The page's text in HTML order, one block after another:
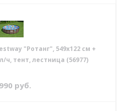
"Ротанг", 549х122 см +
ч, тент, лестница (56977)
руб.